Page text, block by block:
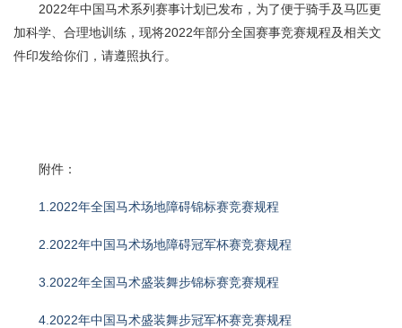
2022年中国马术系列赛事计划已发布，为了便于骑手及马匹更
加科学、合理地训练，现将2022年部分全国赛事竞赛规程及相关文
件印发给你们，请遵照执行。
附件：
1.2022年全国马术场地障碍锦标赛竞赛规程
2.2022年中国马术场地障碍冠军杯赛竞赛规程
3.2022年全国马术盛装舞步锦标赛竞赛规程
4.2022年中国马术盛装舞步冠军杯赛竞赛规程